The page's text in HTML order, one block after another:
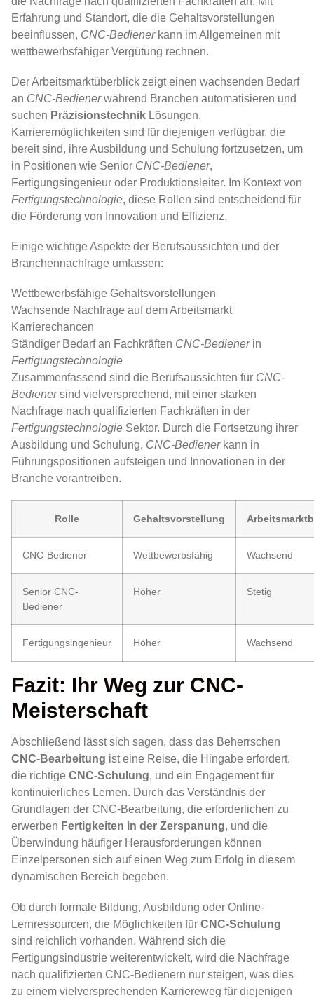
Erfahrung und Standort, die die Gehaltsvorstellungen
beeinflussen, CNC-Bedienerkann im Allgemeinen mit
wettbewerbsfähiger Vergütung rechnen.
Der Arbeitsmarktüberblick zeigt einen wachsenden Bedarf
an CNC-Bedienerwährend Branchen automatisieren und
suchen Präzisionstechnik Lösungen.
Karrieremöglichkeiten sind für diejenigen verfügbar, die
bereit sind, ihre Ausbildung und Schulung fortzusetzen, um
in Positionen wie Senior CNC-Bediener,
Fertigungsingenieur oder Produktionsleiter. Im Kontext von
Fertigungstechnologie, diese Rollen sind entscheidend für
die Förderung von Innovation und Effizienz.
Einige wichtige Aspekte der Berufsaussichten und der
Branchennachfrage umfassen:
Wettbewerbsfähige Gehaltsvorstellungen
Wachsende Nachfrage auf dem Arbeitsmarkt
Karrierechancen
Ständiger Bedarf an Fachkräften CNC-Bedienerin
Fertigungstechnologie
Zusammenfassend sind die Berufsaussichten für CNC-
Bedienersind vielversprechend, mit einer starken
Nachfrage nach qualifizierten Fachkräften in der
Fertigungstechnologie Sektor. Durch die Fortsetzung ihrer
Ausbildung und Schulung, CNC-Bedienerkann in
Führungspositionen aufsteigen und Innovationen in der
Branche vorantreiben.
Rolle Gehaltsvorstellung
CNC-Bediener Wettbewerbsfähig Wachsend
Senior CNC-
Bediener
Höher Stetig
Fertigungsingenieur Höher Wachsend
Fazit: Ihr Weg zur CNC-
Meisterschaft
Abschließend lässt sich sagen, dass das Beherrschen
CNC-Bearbeitung ist eine Reise, die Hingabe erfordert,
die richtige CNC-Schulung, und ein Engagement für
kontinuierliches Lernen. Durch das Verständnis der
Grundlagen der CNC-Bearbeitung, die erforderlichen zu
erwerben Fertigkeiten in der Zerspanung, und die
Überwindung häufiger Herausforderungen können
Einzelpersonen sich auf einen Weg zum Erfolg in diesem
dynamischen Bereich begeben.
Ob durch formale Bildung, Ausbildung oder Online-
Lernressourcen, die Möglichkeiten für CNC-Schulung
sind reichlich vorhanden. Während sich die
Fertigungsindustrie weiterentwickelt, wird die Nachfrage
nach qualifizierten CNC-Bedienern nur steigen, was dies
zu einem vielversprechenden Karriereweg für diejenigen